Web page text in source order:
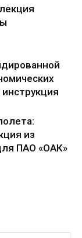
из
ПАО «ОАК»